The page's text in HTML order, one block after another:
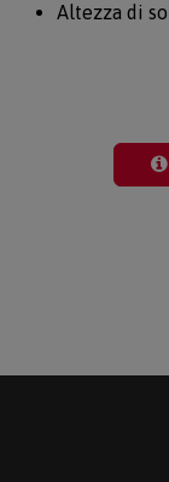
Altezza di